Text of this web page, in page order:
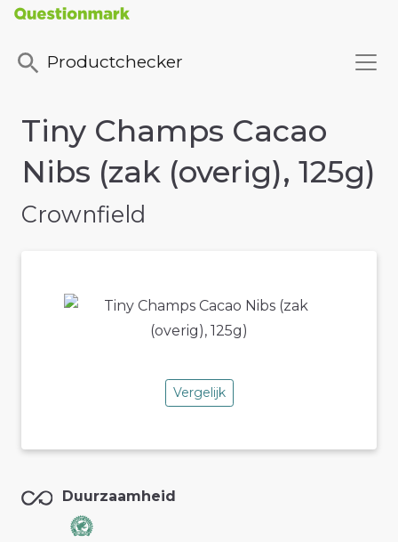
Productchecker
Tiny Champs Cacao
Nibs (zak (overig), 125g)
Crownfield
Vergelijk
Duurzaamheid